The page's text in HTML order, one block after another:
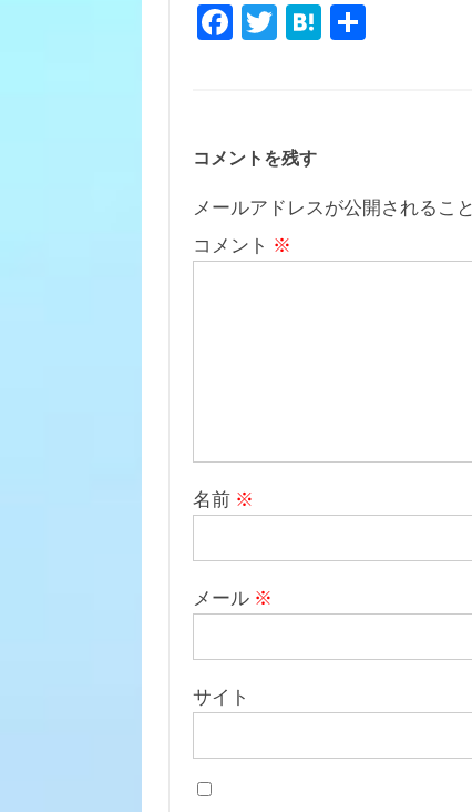
Fa
o
o
k
T
r
H
コメントを残す
メールアドレスが公開されるこ
コメント ※
名前 ※
メール ※
サイト